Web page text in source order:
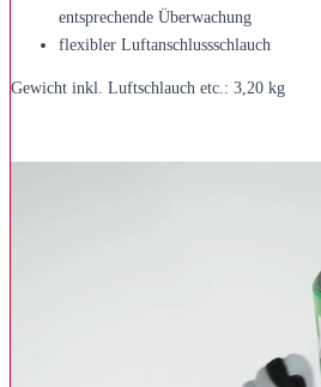
entsprechende Überwachung
flexibler Luftanschlussschlauch
Gewicht inkl. Luftschlauch etc.: 3,20 kg